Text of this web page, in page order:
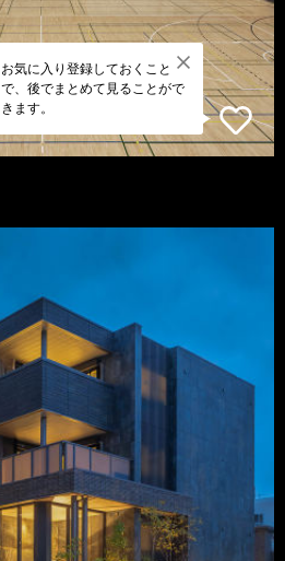
お気に入り登録しておくこと
で、後でまとめて見ることがで
きます。